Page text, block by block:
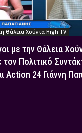
Θάλεια Χούντα High TV
με την Θάλεια
τον Πολιτικό
Action 24 Γιάννη